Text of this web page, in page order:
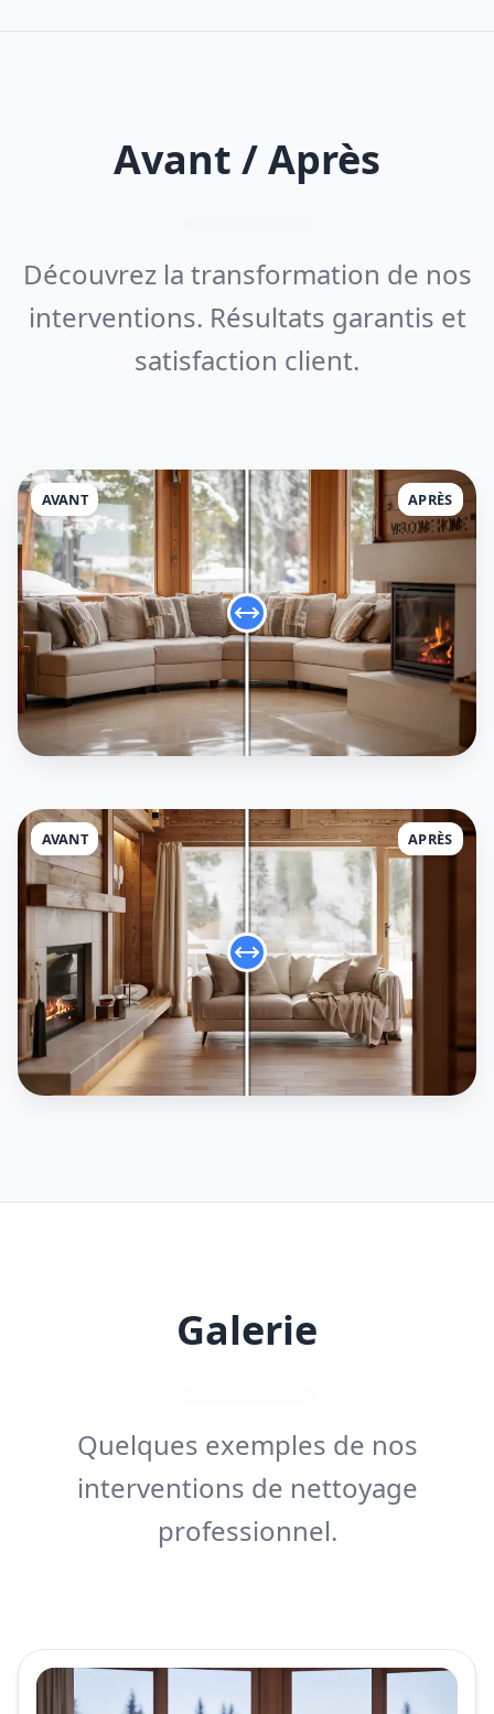
Avant / Après
Découvrez la transformation de nos
interventions. Résultats garantis et
satisfaction client.
AVANT APRÈS
AVANT APRÈS
Galerie
Quelques exemples de nos
interventions de nettoyage
professionnel.